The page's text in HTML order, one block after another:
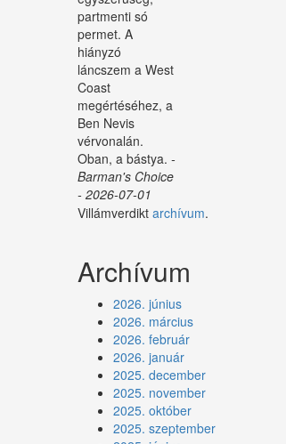
partmenti só
permet. A
hiányzó
láncszem a West
Coast
megértéséhez, a
Ben Nevis
vérvonalán.
Oban, a bástya. -
Barman's Choice
- 2026-07-01
Villámverdikt archívum.
Archívum
2026. június
2026. március
2026. február
2026. január
2025. december
2025. november
2025. október
2025. szeptember